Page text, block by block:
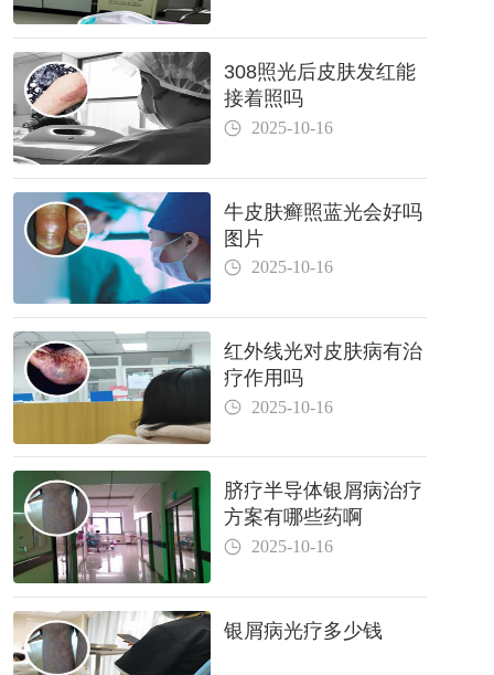
308照光后皮肤发红能
接着照吗
2025-10-16
牛皮肤癣照蓝光会好吗
图片
2025-10-16
红外线光对皮肤病有治
疗作用吗
2025-10-16
脐疗半导体银屑病治疗
方案有哪些药啊
2025-10-16
银屑病光疗多少钱